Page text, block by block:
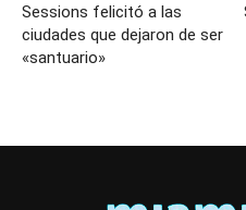
Sessions felicitó a las
ciudades que dejaron de ser
«santuario»